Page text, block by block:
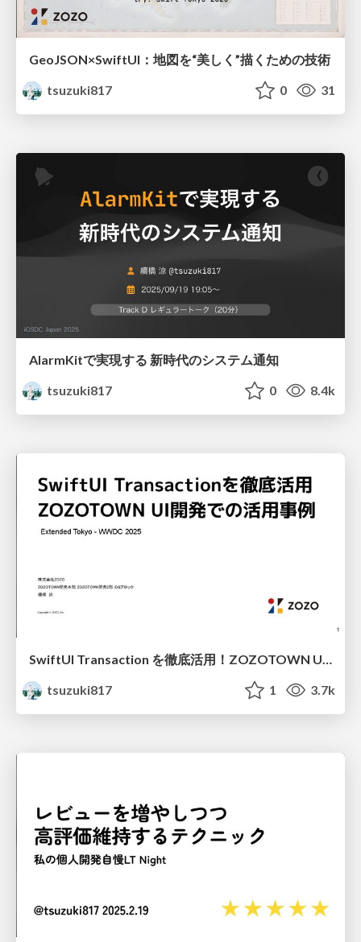
GeoJSON×SwiftUI：地図を“美しく”描くための技術
tsuzuki817
0 31
AlarmKitで実現する 新時代のシステム通知
tsuzuki817
0 8.4k
SwiftUI Transaction を徹底活用！ZOZOTOWN UI開発での活用事例
tsuzuki817
1 3.7k